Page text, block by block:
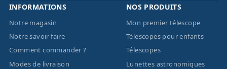
INFORMATIONS
Notre magasin
Notre savoir faire
Comment commander ?
Modes de livraison
NOS PRODUITS
Mon premier télescope
Télescopes pour enfants
Télescopes
Lunettes astronomiques